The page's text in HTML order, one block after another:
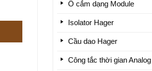
Ổ cắm dạng Module
Isolator Hager
Cầu dao Hager
Công tắc thời gian Analog